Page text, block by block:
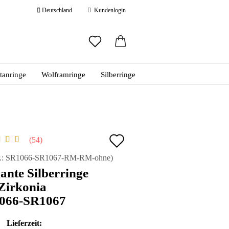
Deutschland Kundenlogin
erstellen
vergessen?
Wolframringe Silberringe
54
SR1066-SR1067-RM-RM-ohne)
Silberringe
SR1067
Lieferzeit: